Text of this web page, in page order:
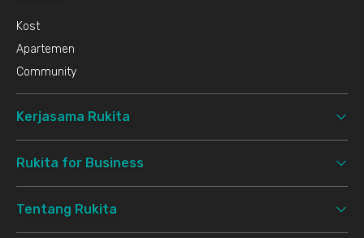
Kost
Apartemen
Community
Kerjasama Rukita
Rukita for Business
Tentang Rukita